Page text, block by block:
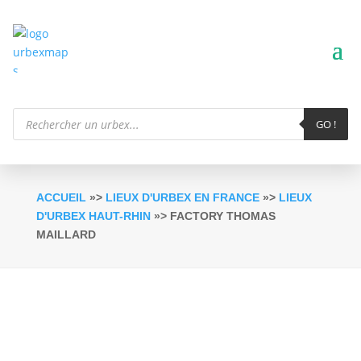
Recherche
produits
GO !
ACCUEIL »> LIEUX D'URBEX EN FRANCE»> LIEUX
D'URBEX HAUT-RHIN»> FACTORY THOMAS
MAILLARD